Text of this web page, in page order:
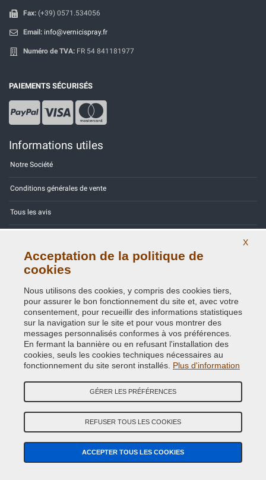
Fax: (+39) 0571.534056
Email: info@vernicispray.fr
Numéro de TVA: FR 54 841181977
PAIEMENTS SÉCURISÉS
Informations utiles
Notre Société
Conditions générales de vente
Tous les avis
Contactez-nous
Politique de confidentialité - RGPD
Copyright © 2014 - 2026. All Rights Reserved.
Credits:E-COMIT
Suivez nous sur nos réseaux sociaux
X
Acceptation de la politique de
cookies
Nous utilisons des cookies, y compris des cookies tiers,
pour assurer le bon fonctionnement du site et, avec votre
consentement, pour recueillir des informations statistiques
sur la navigation sur le site et pour vous montrer des
messages personnalisés conformes à vos préférences.
En fermant la bannière ou en refusant l'installation des
cookies, seuls les cookies techniques nécessaires au
fonctionnement du site seront installés. Plus d'information
GÉRER LES PRÉFÉRENCES
REFUSER TOUS LES COOKIES
ACCEPTER TOUS LES COOKIES